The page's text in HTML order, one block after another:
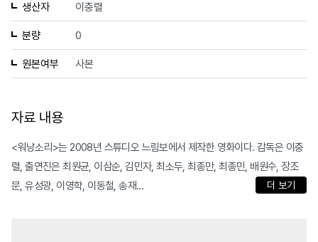
생산자 이충렬
분량 0
원본여부 사본
자료 내용
<워낭소리>는 2008년 스튜디오 느림보에서 제작한 영화이다. 감독은 이충
렬, 출연진은 최원균, 이삼순, 김민자, 최소두, 최종만, 최종민, 배원수, 장조
문, 유성광, 이영학, 이동철, 송재...
더 보기